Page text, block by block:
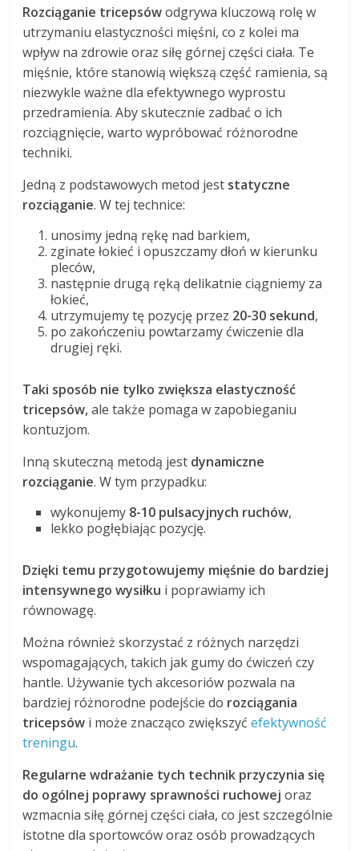
Rozciąganie tricepsówodgrywa kluczową rolę w
utrzymaniu elastyczności mięśni, co z kolei ma
wpływ na zdrowie oraz siłę górnej części ciała. Te
mięśnie, które stanowią większą część ramienia, są
niezwykle ważne dla efektywnego wyprostu
przedramienia. Aby skutecznie zadbać o ich
rozciągnięcie, warto wypróbować różnorodne
techniki.
Jedną z podstawowych metod jest statyczne
rozciąganie. W tej technice:
unosimy jedną rękę nad barkiem,
zginate łokieć i opuszczamy dłoń w kierunku
pleców,
następnie drugą ręką delikatnie ciągniemy za
łokieć,
utrzymujemy tę pozycję przez 20-30 sekund,
po zakończeniu powtarzamy ćwiczenie dla
drugiej ręki.
Taki sposób nie tylko zwiększa elastyczność
tricepsów,ale także pomaga w zapobieganiu
kontuzjom.
Inną skuteczną metodą jest dynamiczne
rozciąganie. W tym przypadku:
wykonujemy 8-10 pulsacyjnych ruchów,
lekko pogłębiając pozycję.
Dzięki temu przygotowujemy mięśnie do bardziej
intensywnego wysiłku i poprawiamy ich
równowagę.
Można również skorzystać z różnych narzędzi
wspomagających, takich jak gumy do ćwiczeń czy
hantle. Używanie tych akcesoriów pozwala na
bardziej różnorodne podejście do rozciągania
tricepsów i może znacząco zwiększyćefektywność
treningu.
Regularne wdrażanie tych technik przyczynia się
do ogólnej poprawy sprawności ruchowej oraz
wzmacnia siłę górnej części ciała, co jest szczególnie
istotne dla sportowców oraz osób prowadzących